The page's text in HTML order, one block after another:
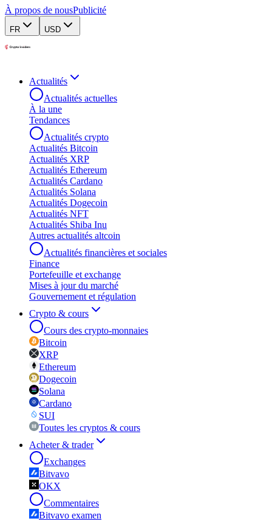
À propos de nousPublicité
FR USD
Actualités
Actualités actuelles
À la une
Tendances
Actualités crypto
Actualités Bitcoin
Actualités XRP
Actualités Ethereum
Actualités Cardano
Actualités Solana
Actualités Dogecoin
Actualités NFT
Actualités Shiba Inu
Autres actualités altcoin
Actualités financières et sociales
Finance
Portefeuille et exchange
Mises à jour du marché
Gouvernement et régulation
Crypto & cours
Cours des crypto-monnaies
Bitcoin
XRP
Ethereum
Dogecoin
Solana
Cardano
SUI
Toutes les cryptos & cours
Acheter & trader
Exchanges
Bitvavo
OKX
Commentaires
Bitvavo examen